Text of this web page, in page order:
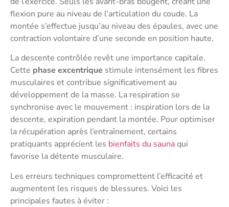
flexion pure au niveau de l’articulation du coude. La
montée s’effectue jusqu’au niveau des épaules, avec une
contraction volontaire d’une seconde en position haute.
La descente contrôlée revêt une importance capitale.
Cette phase excentrique stimule intensément les fibres
musculaires et contribue significativement au
développement de la masse. La respiration se
synchronise avec le mouvement : inspiration lors de la
descente, expiration pendant la montée. Pour optimiser
la récupération après l’entraînement, certains
pratiquants apprécient les bienfaits du saunaqui
favorise la détente musculaire.
Les erreurs techniques compromettent l’efficacité et
augmentent les risques de blessures. Voici les
principales fautes à éviter :